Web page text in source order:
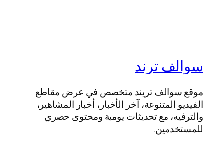
سوالف ترند
موقع سوالف تريند متخصص في عرض مقاطع
الفيديو المتنوعة، آخر الأخبار، أخبار المشاهير،
والترفيه، مع تحديثات يومية ومحتوى حصري
للمستخدمين.